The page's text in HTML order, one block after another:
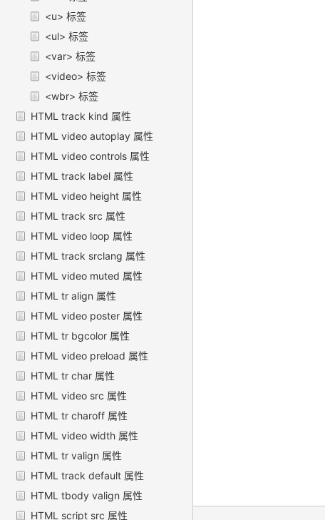
<u> 标签
<ul> 标签
<var> 标签
<video> 标签
<wbr> 标签
HTML track kind 属性
HTML video autoplay 属性
HTML video controls 属性
HTML track label 属性
HTML video height 属性
HTML track src 属性
HTML video loop 属性
HTML track srclang 属性
HTML video muted 属性
HTML tr align 属性
HTML video poster 属性
HTML tr bgcolor 属性
HTML video preload 属性
HTML tr char 属性
HTML video src 属性
HTML tr charoff 属性
HTML video width 属性
HTML tr valign 属性
HTML track default 属性
HTML tbody valign 属性
HTML script src 属性